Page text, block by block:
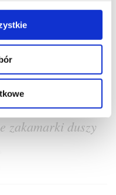
BLOG
SŁOWNIK
zakamarki duszy